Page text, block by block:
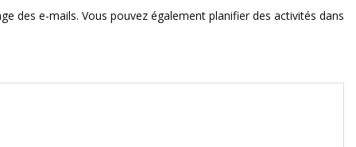
des e-mails. Vous pouvez également planifier des activités dans